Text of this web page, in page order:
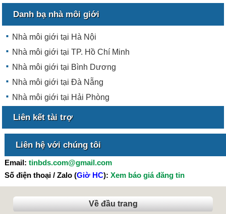
Danh bạ nhà môi giới
Nhà môi giới tại Hà Nội
Nhà môi giới tại TP. Hồ Chí Minh
Nhà môi giới tại Bình Dương
Nhà môi giới tại Đà Nẵng
Nhà môi giới tại Hải Phòng
Liên kết tài trợ
Liên hệ với chúng tôi
Email: tinbds.com@gmail.com
Số điện thoại / Zalo (Giờ HC): Xem báo giá đăng tin
Về đầu trang